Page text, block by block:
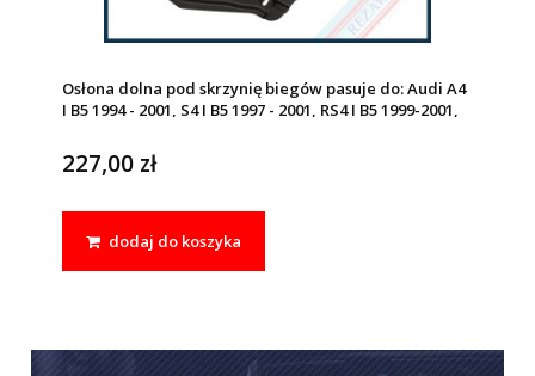
Osłona dolna pod skrzynię biegów pasuje do: Audi A4
I B5 1994 - 2001, S4 I B5 1997 - 2001, RS4 I B5 1999-2001,
1996 - 2005
227,00 zł
dodaj do koszyka